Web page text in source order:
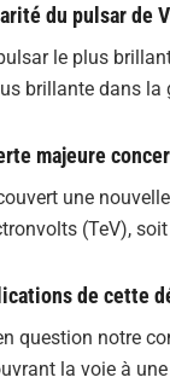
du pulsar de
le plus
brillante dans la
majeure
une
(TeV),
de cette
question notre
la voie à